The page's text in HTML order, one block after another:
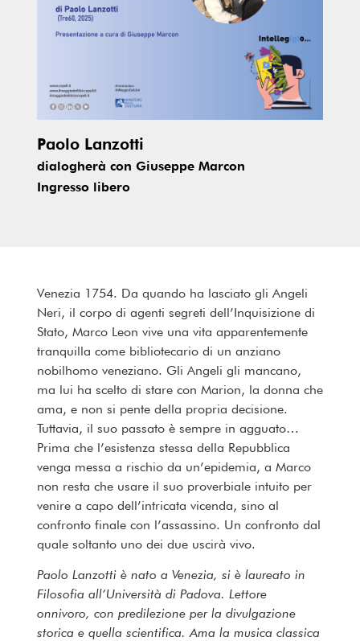
Paolo Lanzotti
dialogherà con Giuseppe Marcon
Ingresso libero
Venezia 1754. Da quando ha lasciato gli Angeli
Neri, il corpo di agenti segreti dell’Inquisizione di
Stato, Marco Leon vive una vita apparentemente
tranquilla come bibliotecario di un anziano
nobilhomo veneziano. Gli Angeli gli mancano,
ma lui ha scelto di stare con Marion, la donna che
ama, e non si pente della propria decisione.
Tuttavia, il suo passato è sempre in agguato…
Prima che l’esistenza stessa della Repubblica
venga messa a rischio da un’epidemia, a Marco
non resta che usare il suo proverbiale intuito per
venire a capo dell’intricata vicenda, sino al
confronto finale con l’assassino. Un confronto dal
quale soltanto uno dei due uscirà vivo.
Paolo Lanzotti è nato a Venezia, si è laureato in
Filosofia all’Università di Padova. Lettore
onnivoro, con predilezione per la divulgazione
storica e quella scientifica. Ama la musica classica